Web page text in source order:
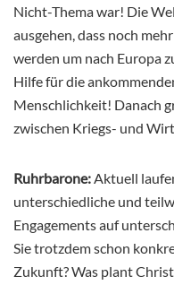
Nicht-Thema war! Die
ausgehen, dass noch
werden um nach Europa
Hilfe für die
Menschlichkeit! Danach
zwischen Kriegs- und
Ruhrbarone:Aktuell
unterschiedliche und
Engagements auf
Sie trotzdem schon
Zukunft? Was plant